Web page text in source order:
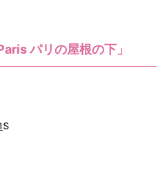
パリの屋根の下」
s